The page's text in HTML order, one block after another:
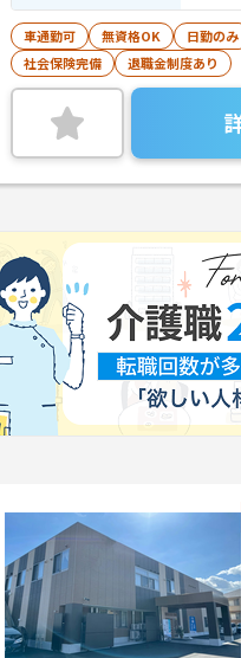
車通勤可 無資格OK 日勤のみ
社会保険完備
退職金制度あり